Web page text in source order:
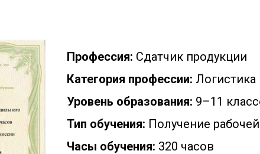
Профессия: Сдатчик продукции
Категория профессии:
Уровень образования: 9–11
Тип обучения: Получение
Часы обучения: 320 часов